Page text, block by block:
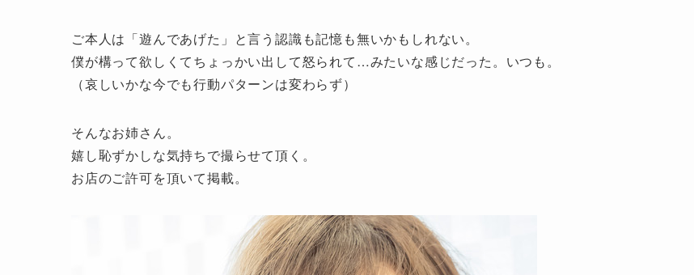
ご本人は「遊んであげた」と言う認識も記憶も無いかもしれない。
僕が構って欲しくてちょっかい出して怒られて…みたいな感じだった。いつも。
（哀しいかな今でも行動パターンは変わらず）
そんなお姉さん。
嬉し恥ずかしな気持ちで撮らせて頂く。
お店のご許可を頂いて掲載。